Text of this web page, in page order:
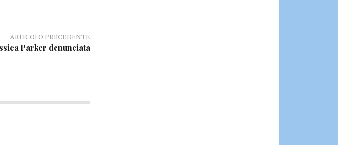
ARTICOLO PRECEDENTE
Parker denunciata